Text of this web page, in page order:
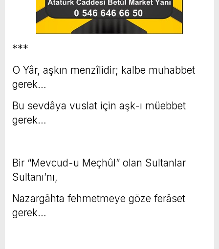
***
O Yâr, aşkın menzîlidir; kalbe muhabbet
gerek…
Bu sevdâya vuslat için aşk-ı müebbet
gerek…
Bir “Mevcud-u Meçhûl” olan Sultanlar
Sultanı’nı,
Nazargâhta fehmetmeye göze ferâset
gerek…